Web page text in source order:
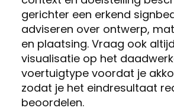
gerichter een erkend
adviseren over ontwerp,
en plaatsing. Vraag ook
visualisatie op het
voertuigtype voordat je
zodat je het eindresultaat
beoordelen.